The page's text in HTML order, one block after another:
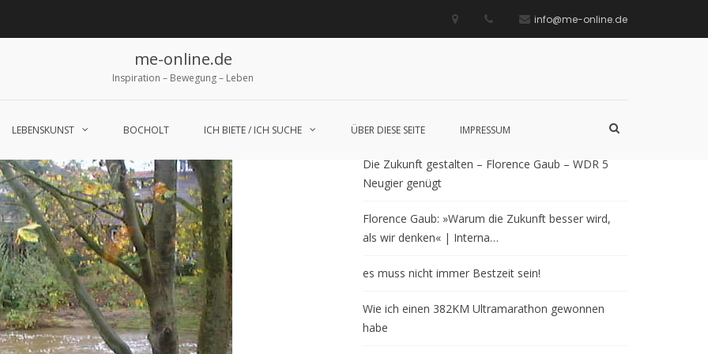
info@me-online.de
me-online.de
Inspiration – Bewegung – Leben
LEBENSKUNST BOCHOLT ICH BIETE / ICH SUCHE ÜBER DIESE SEITE IMPRESSUM
Such-
Neueste Beiträge
Die Zukunft gestalten – Florence Gaub – WDR 5
Neugier genügt
Florence Gaub: »Warum die Zukunft besser wird,
als wir denken« | Interna…
es muss nicht immer Bestzeit sein!
Wie ich einen 382KM Ultramarathon gewonnen
habe